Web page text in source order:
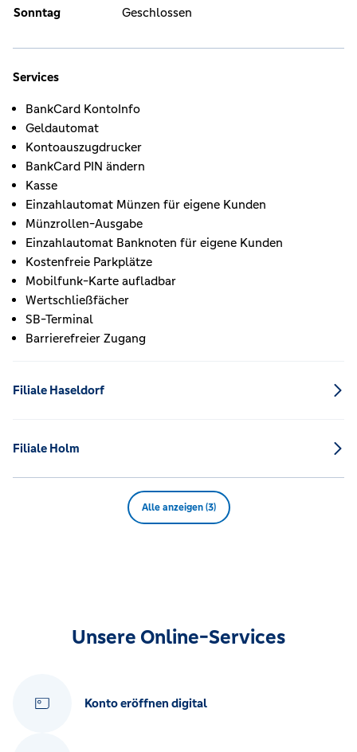
Sonntag Geschlossen
Services
BankCard KontoInfo
Geldautomat
Kontoauszugdrucker
BankCard PIN ändern
Kasse
Einzahlautomat Münzen für eigene Kunden
Münzrollen-Ausgabe
Einzahlautomat Banknoten für eigene Kunden
Kostenfreie Parkplätze
Mobilfunk-Karte aufladbar
Wertschließfächer
SB-Terminal
Barrierefreier Zugang
Filiale Haseldorf
Filiale Holm
Alle anzeigen (3)
Unsere Online-Services
Konto eröffnen digital